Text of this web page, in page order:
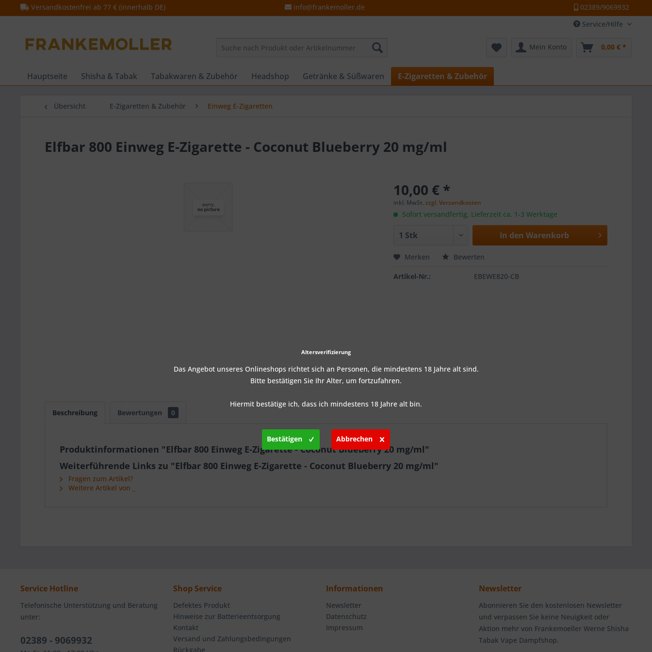
Versandkostenfrei ab 77 € (innerhalb DE) info@frankemoller.de
02389/9069932
Service/Hilfe
Mein Konto 0,00 € *
Hauptseite Shisha & Tabak Tabakwaren & Zubehör Headshop Getränke & Süßwaren E-Zigaretten & Zubehör
Übersicht E-Zigaretten & Zubehör Einweg E-Zigaretten
Elfbar 800 Einweg E-Zigarette - Coconut Blueberry 20 mg/ml
10,00 € *
inkl. MwSt.zzgl. Versandkosten
Sofort versandfertig, Lieferzeit ca. 1-3 Werktage
In den Warenkorb
Merken Bewerten
Artikel-Nr.: EBEWE820-CB
Beschreibung Bewertungen 0
Produktinformationen "Elfbar 800 Einweg E-Zigarette - Coconut Blueberry 20 mg/ml"
Weiterführende Links zu "Elfbar 800 Einweg E-Zigarette - Coconut Blueberry 20 mg/ml"
Fragen zum Artikel?
Weitere Artikel von _
Service Hotline
Telefonische Unterstützung und Beratung
unter:
02389 - 9069932
Shop Service
Defektes Produkt
Hinweise zur Batterieentsorgung
Kontakt
Versand und Zahlungsbedingungen
Rückgabe
Informationen
Newsletter
Datenschutz
Impressum
Newsletter
Abonnieren Sie den kostenlosen Newsletter
und verpassen Sie keine Neuigkeit oder
Aktion mehr von Frankemoeller Werne Shisha
Tabak Vape Dampfshop.
Altersverifizierung
Das Angebot unseres Onlineshops richtet sich an Personen, die mindestens 18 Jahre alt sind.
Bitte bestätigen Sie Ihr Alter, um fortzufahren.
Hiermit bestätige ich, dass ich mindestens 18 Jahre alt bin.
Bestätigen Abbrechen